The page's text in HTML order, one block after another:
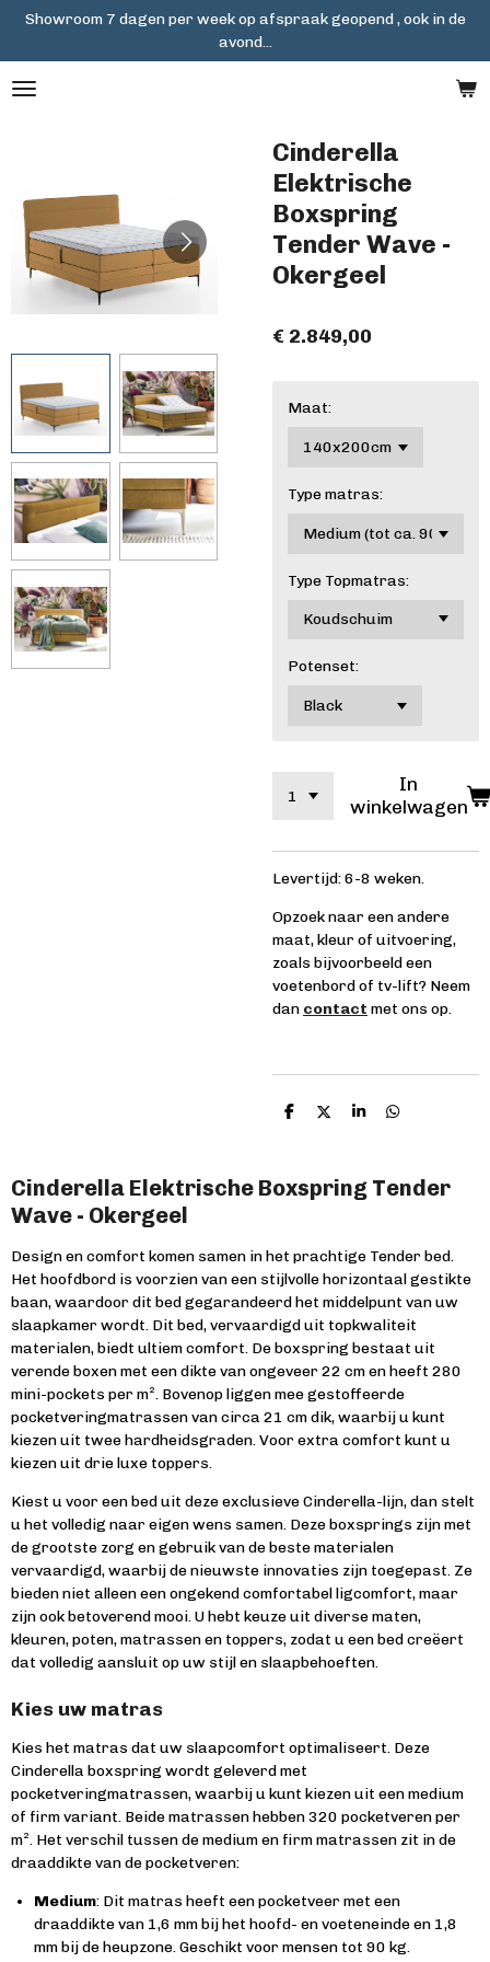
Ga
naar
de
Showroom 7 dagen per week op afspraak geopend , ook in de
avond...
Cinderella
Elektrische
Boxspring
Tender Wave -
Okergeel
€ 2.849,00
Maat:
Type matras:
Type Topmatras:
Potenset:
In
winkelwagen
Levertijd: 6-8 weken.
Opzoek naar een andere
maat, kleur of uitvoering,
zoals bijvoorbeeld een
voetenbord of tv-lift? Neem
dan contact met ons op.
D
D
S
e
D
Cinderella Elektrische Boxspring Tender
Wave - Okergeel
Design en comfort komen samen in het prachtige Tender bed.
Het hoofdbord is voorzien van een stijlvolle horizontaal gestikte
baan, waardoor dit bed gegarandeerd het middelpunt van uw
slaapkamer wordt. Dit bed, vervaardigd uit topkwaliteit
materialen, biedt ultiem comfort. De boxspring bestaat uit
verende boxen met een dikte van ongeveer 22 cm en heeft 280
mini-pockets per m². Bovenop liggen mee gestoffeerde
pocketveringmatrassen van circa 21 cm dik, waarbij u kunt
kiezen uit twee hardheidsgraden. Voor extra comfort kunt u
kiezen uit drie luxe toppers.
Kiest u voor een bed uit deze exclusieve Cinderella-lijn, dan stelt
u het volledig naar eigen wens samen. Deze boxsprings zijn met
de grootste zorg en gebruik van de beste materialen
vervaardigd, waarbij de nieuwste innovaties zijn toegepast. Ze
bieden niet alleen een ongekend comfortabel ligcomfort, maar
zijn ook betoverend mooi. U hebt keuze uit diverse maten,
kleuren, poten, matrassen en toppers, zodat u een bed creëert
dat volledig aansluit op uw stijl en slaapbehoeften.
Kies uw matras
Kies het matras dat uw slaapcomfort optimaliseert. Deze
Cinderella boxspring wordt geleverd met
pocketveringmatrassen, waarbij u kunt kiezen uit een medium
of firm variant. Beide matrassen hebben 320 pocketveren per
m². Het verschil tussen de medium en firm matrassen zit in de
draaddikte van de pocketveren:
Medium: Dit matras heeft een pocketveer met een
draaddikte van 1,6 mm bij het hoofd- en voeteneinde en 1,8
mm bij de heupzone. Geschikt voor mensen tot 90 kg.